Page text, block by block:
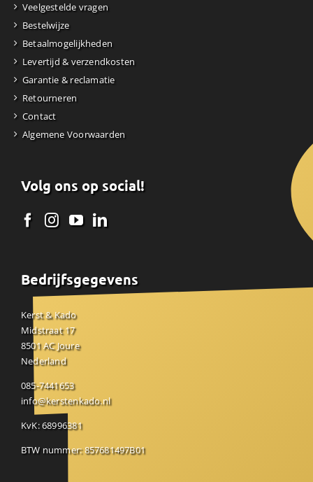
Veelgestelde vragen
Bestelwijze
Betaalmogelijkheden
Levertijd & verzendkosten
Garantie & reclamatie
Retourneren
Contact
Algemene Voorwaarden
Volg ons op social!
Bedrijfsgegevens
Kerst & Kado
Midstraat 17
8501 AC Joure
Nederland
085-7441653
info@kerstenkado.nl
KvK: 68996381
BTW nummer: 857681497B01